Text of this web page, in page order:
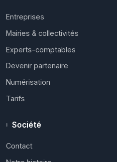
Entreprises
Mairies & collectivités
Experts-comptables
Devenir partenaire
Numérisation
Tarifs
Société
Contact